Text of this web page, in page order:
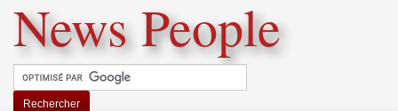
News People
Rechercher